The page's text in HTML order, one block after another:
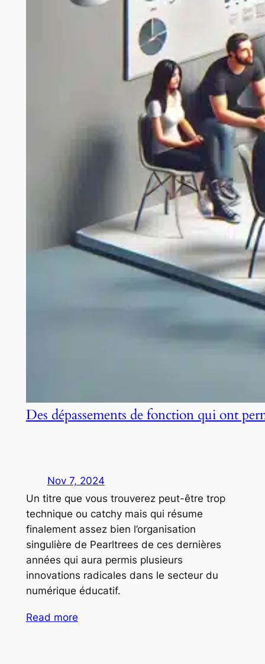
Des dépassements de fonction qui ont
Nov 7, 2024
Un titre que vous trouverez peut-être trop
technique ou catchy mais qui résume
finalement assez bien l’organisation
singulière de Pearltrees de ces dernières
années qui aura permis plusieurs
innovations radicales dans le secteur du
numérique éducatif.
Read more